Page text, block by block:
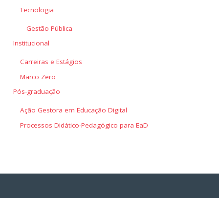
Tecnologia
Gestão Pública
Institucional
Carreiras e Estágios
Marco Zero
Pós-graduação
Ação Gestora em Educação Digital
Processos Didático-Pedagógico para EaD